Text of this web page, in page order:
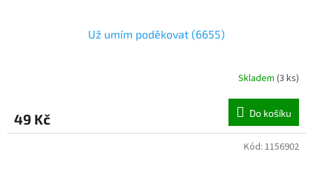
Už umím poděkovat (6655)
Skladem (3 ks)
49 Kč Do košíku
Kód: 1156902